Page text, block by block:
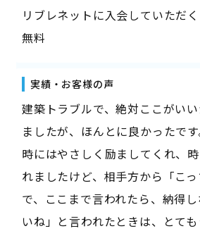
リブレネットに入会していただ
無料
実績・お客様の声
建築トラブルで、絶対ここがい
ましたが、ほんとに良かったです
時にはやさしく励ましてくれ、
れましたけど、相手方から「こ
で、ここまで言われたら、納得
いね」と言われたときは、とて